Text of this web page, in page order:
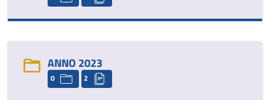
ANNO 2023
0 2